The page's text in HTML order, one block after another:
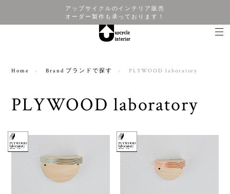
アップサイクルのインテリア販売
オーダー製作も承っております！
Home Brand ブランドで探す PLYWOOD laboratory
PLYWOOD laboratory